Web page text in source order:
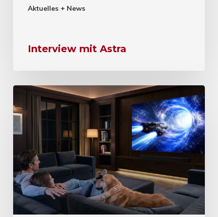
Aktuelles + News
Interview mit Astra